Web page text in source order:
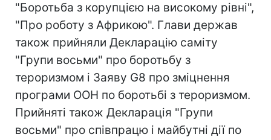
"Боротьба з корупцією на високому рівні",
"Про роботу з Африкою". Глави держав
також прийняли Декларацію саміту
"Групи восьми" про боротьбу з
тероризмом і Заяву G8 про зміцнення
програми ООН по боротьбі з тероризмом.
Прийняті також Декларація "Групи
восьми" про співпрацю і майбутні дії по